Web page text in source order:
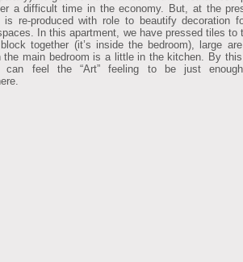
a difficult time in the economy. But, at the
is re-produced with role to beautify decoration
In this apartment, we have pressed tiles to
together (it’s inside the bedroom), large
the main bedroom is a little in the kitchen. By
can feel the “Art” feeling to be just